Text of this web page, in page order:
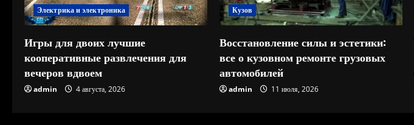
Электрика и электроника
Игры для двоих лучшие
кооперативные развлечения для
вечеров вдвоем
admin 4 августа, 2026
Кузов
Восстановление силы и эстетики:
все о кузовном ремонте грузовых
автомобилей
admin 11 июля, 2026